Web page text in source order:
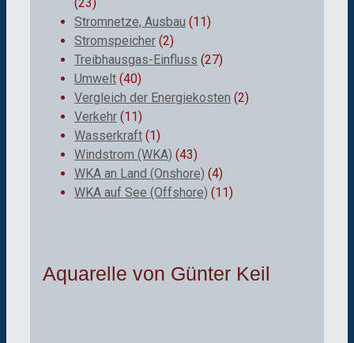
Stromnetze, Ausbau (11)
Stromspeicher (2)
Treibhausgas-Einfluss (27)
Umwelt (40)
Vergleich der Energiekosten (2)
Verkehr (11)
Wasserkraft (1)
Windstrom (WKA) (43)
WKA an Land (Onshore) (4)
WKA auf See (Offshore) (11)
Aquarelle von Günter Keil